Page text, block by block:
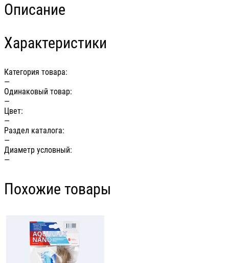
Описание
Характеристики
Категория товара:
—
Одинаковый товар:
—
Цвет:
—
Раздел каталога:
—
Диаметр условный:
—
Похожие товары